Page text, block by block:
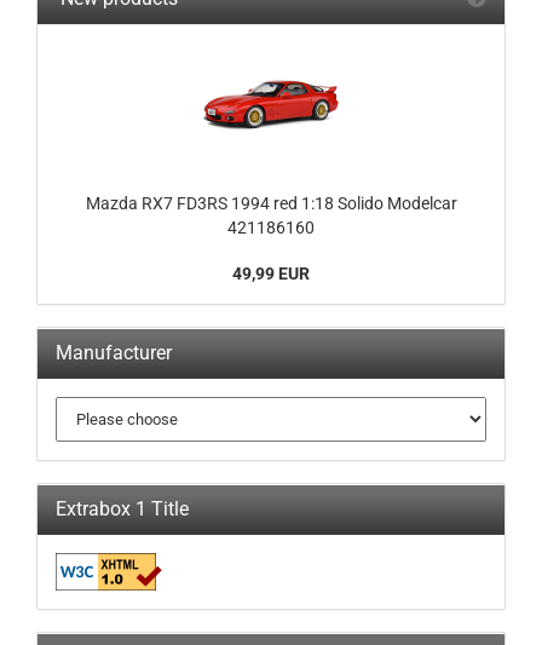
Mazda RX7 FD3RS 1994 red 1:18 Solido Modelcar
421186160
49,99 EUR
Manufacturer
Extrabox 1 Title